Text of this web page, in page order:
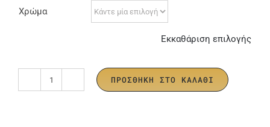
Χρώμα
Εκκαθάριση επιλογής
ΠΡΟΣΘΉΚΗ ΣΤΟ ΚΑΛΆΘΙ